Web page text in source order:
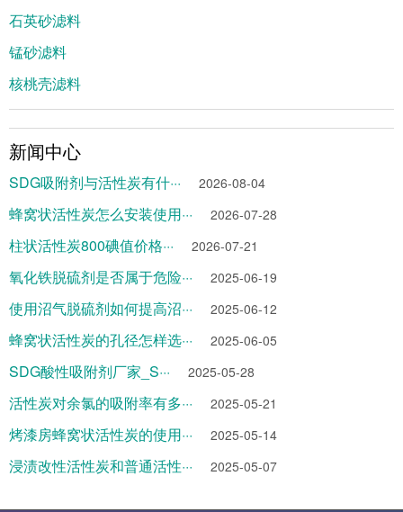
石英砂滤料
锰砂滤料
核桃壳滤料
新闻中心
SDG吸附剂与活性炭有什··· 2026-08-04
蜂窝状活性炭怎么安装使用··· 2026-07-28
柱状活性炭800碘值价格··· 2026-07-21
氧化铁脱硫剂是否属于危险··· 2025-06-19
使用沼气脱硫剂如何提高沼··· 2025-06-12
蜂窝状活性炭的孔径怎样选··· 2025-06-05
SDG酸性吸附剂厂家_S··· 2025-05-28
活性炭对余氯的吸附率有多··· 2025-05-21
烤漆房蜂窝状活性炭的使用··· 2025-05-14
浸渍改性活性炭和普通活性··· 2025-05-07